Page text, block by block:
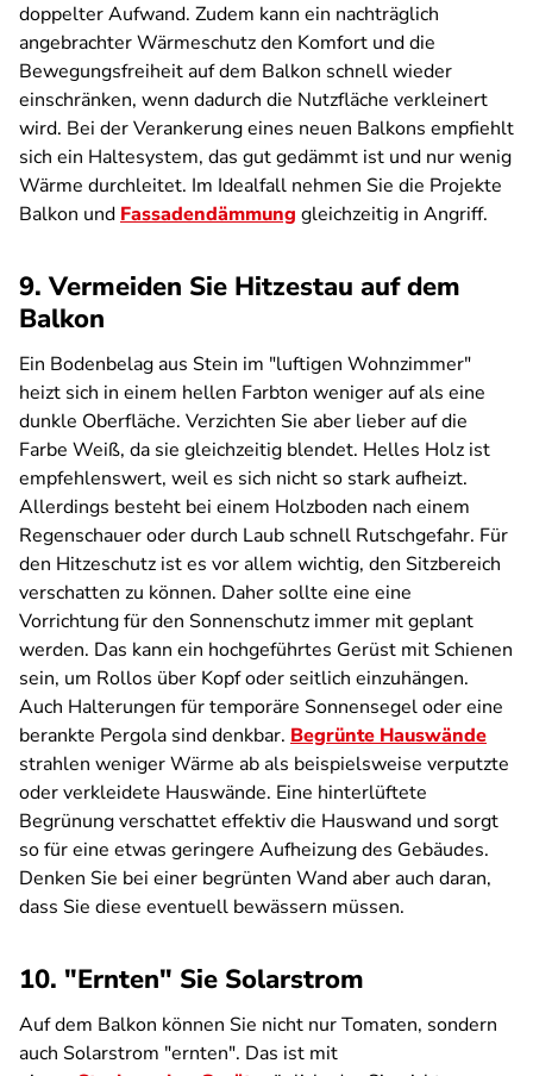
doppelter Aufwand. Zudem kann ein nachträglich
angebrachter Wärmeschutz den Komfort und die
Bewegungsfreiheit auf dem Balkon schnell wieder
einschränken, wenn dadurch die Nutzfläche verkleinert
wird. Bei der Verankerung eines neuen Balkons empfiehlt
sich ein Haltesystem, das gut gedämmt ist und nur wenig
Wärme durchleitet. Im Idealfall nehmen Sie die Projekte
Balkon und Fassadendämmung gleichzeitig in Angriff.
9. Vermeiden Sie Hitzestau auf dem
Balkon
Ein Bodenbelag aus Stein im "luftigen Wohnzimmer"
heizt sich in einem hellen Farbton weniger auf als eine
dunkle Oberfläche. Verzichten Sie aber lieber auf die
Farbe Weiß, da sie gleichzeitig blendet. Helles Holz ist
empfehlenswert, weil es sich nicht so stark aufheizt.
Allerdings besteht bei einem Holzboden nach einem
Regenschauer oder durch Laub schnell Rutschgefahr. Für
den Hitzeschutz ist es vor allem wichtig, den Sitzbereich
verschatten zu können. Daher sollte eine eine
Vorrichtung für den Sonnenschutz immer mit geplant
werden. Das kann ein hochgeführtes Gerüst mit Schienen
sein, um Rollos über Kopf oder seitlich einzuhängen.
Auch Halterungen für temporäre Sonnensegel oder eine
berankte Pergola sind denkbar. Begrünte Hauswände
strahlen weniger Wärme ab als beispielsweise verputzte
oder verkleidete Hauswände. Eine hinterlüftete
Begrünung verschattet effektiv die Hauswand und sorgt
so für eine etwas geringere Aufheizung des Gebäudes.
Denken Sie bei einer begrünten Wand aber auch daran,
dass Sie diese eventuell bewässern müssen.
10. "Ernten" Sie Solarstrom
Auf dem Balkon können Sie nicht nur Tomaten, sondern
auch Solarstrom "ernten". Das ist mit